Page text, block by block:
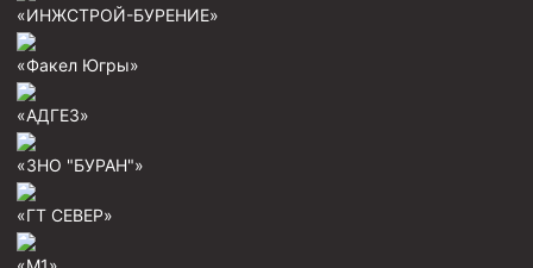
Перья для резки кабеля
Шаблоны колонные
Пауки механические
Желонки
«ИНЖСТРОЙ-БУРЕНИЕ»
«Факел Югры»
«АДГЕЗ»
«ЗНО "БУРАН"»
«ГТ СЕВЕР»